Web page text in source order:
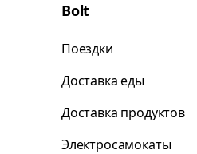
Bolt
Поездки
Доставка еды
Доставка продуктов
Электросамокаты